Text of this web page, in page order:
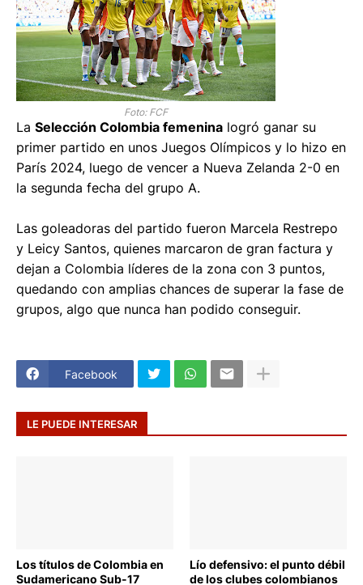
Foto: FCF
La Selección Colombia femenina logró ganar su
primer partido en unos Juegos Olímpicos y lo hizo en
París 2024, luego de vencer a Nueva Zelanda 2-0 en
la segunda fecha del grupo A.
Las goleadoras del partido fueron Marcela Restrepo
y Leicy Santos, quienes marcaron de gran factura y
dejan a Colombia líderes de la zona con 3 puntos,
quedando con amplias chances de superar la fase de
grupos, algo que nunca han podido conseguir.
Facebook
LE PUEDE INTERESAR
Los títulos de Colombia en
Sudamericano Sub-17
Lío defensivo: el punto débil
de los clubes colombianos